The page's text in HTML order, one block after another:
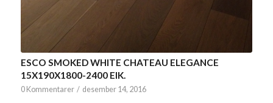
ESCO SMOKED WHITE CHATEAU ELEGANCE
15X190X1800-2400 EIK.
0 Kommentarer / desember 14, 2016